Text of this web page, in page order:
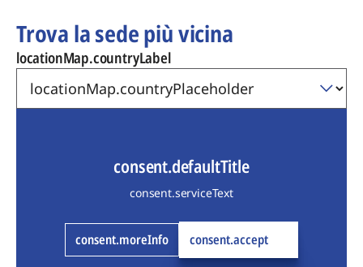
Trova la sede più vicina
locationMap.countryLabel
consent.defaultTitle
consent.serviceText
consent.moreInfo consent.accept